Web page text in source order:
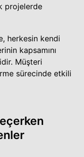
projelerde
herkesin kendi
kapsamını
Müşteri
sürecinde etkili